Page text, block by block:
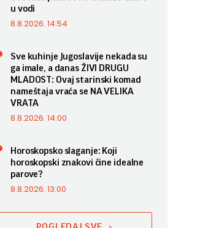
u vodi
8.8.2026. 14:54
Sve kuhinje Jugoslavije nekada su
ga imale, a danas ŽIVI DRUGU
MLADOST: Ovaj starinski komad
nameštaja vraća se NA VELIKA
VRATA
8.8.2026. 14:00
Horoskopsko slaganje: Koji
horoskopski znakovi čine idealne
parove?
8.8.2026. 13:00